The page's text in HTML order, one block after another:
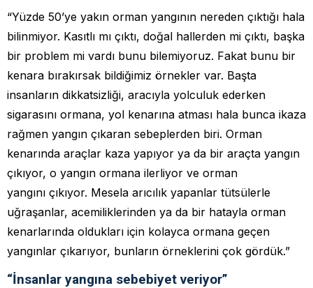
“Yüzde 50’ye yakın orman yangının nereden çıktığı hala
bilinmiyor. Kasıtlı mı çıktı, doğal hallerden mi çıktı, başka
bir problem mi vardı bunu bilemiyoruz. Fakat bunu bir
kenara bırakırsak bildiğimiz örnekler var. Başta
insanların dikkatsizliği, aracıyla yolculuk ederken
sigarasını ormana, yol kenarına atması hala bunca ikaza
rağmen yangın çıkaran sebeplerden biri. Orman
kenarında araçlar kaza yapıyor ya da bir araçta yangın
çıkıyor, o yangın ormana ilerliyor ve orman
yangını çıkıyor. Mesela arıcılık yapanlar tütsülerle
uğraşanlar, acemiliklerinden ya da bir hatayla orman
kenarlarında oldukları için kolayca ormana geçen
yangınlar çıkarıyor, bunların örneklerini çok gördük.”
“İnsanlar yangına sebebiyet veriyor”